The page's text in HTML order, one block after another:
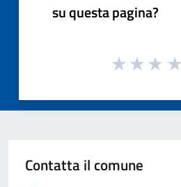
su questa pagina?
Contatta il comune